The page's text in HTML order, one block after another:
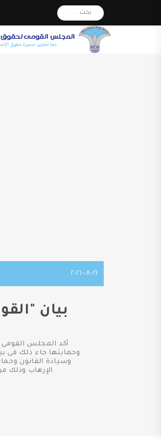
بحث . . .
٢١-٠٨-٢٠٢١
بيان
أكد المجلس القومى
وسيادة القانون
الإرهاب وذلك